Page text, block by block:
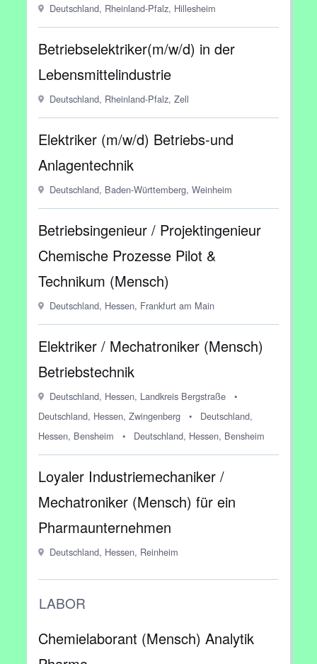
Deutschland, Rheinland-Pfalz, Hillesheim
Betriebselektriker(m/w/d) in der
Lebensmittelindustrie
Deutschland, Rheinland-Pfalz, Zell
Elektriker (m/w/d) Betriebs-und
Anlagentechnik
Deutschland, Baden-Württemberg, Weinheim
Betriebsingenieur / Projektingenieur
Chemische Prozesse Pilot &
Technikum (Mensch)
Deutschland, Hessen, Frankfurt am Main
Elektriker / Mechatroniker (Mensch)
Betriebstechnik
Deutschland, Hessen, Landkreis Bergstraße
•
Deutschland, Hessen, Zwingenberg
•
Deutschland,
Hessen, Bensheim
• Deutschland, Hessen, Bensheim
Loyaler Industriemechaniker /
Mechatroniker (Mensch) für ein
Pharmaunternehmen
Deutschland, Hessen, Reinheim
LABOR
Chemielaborant (Mensch) Analytik